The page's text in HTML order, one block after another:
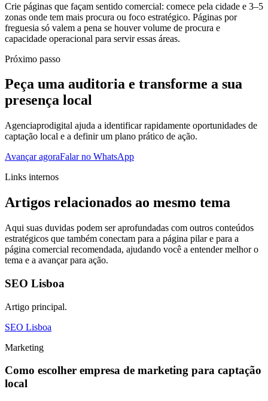
Crie páginas que façam sentido comercial: comece pela cidade e 3–5
zonas onde tem mais procura ou foco estratégico. Páginas por
freguesia só valem a pena se houver volume de procura e
capacidade operacional para servir essas áreas.
Próximo passo
Peça uma auditoria e transforme a sua
presença local
Agenciaprodigital ajuda a identificar rapidamente oportunidades de
captação local e a definir um plano prático de ação.
Avançar agoraFalar no WhatsApp
Links internos
Artigos relacionados ao mesmo tema
Aqui suas duvidas podem ser aprofundadas com outros conteúdos
estratégicos que também conectam para a página pilar e para a
página comercial recomendada, ajudando você a entender melhor o
tema e a avançar para ação.
SEO Lisboa
Artigo principal.
SEO Lisboa
Marketing
Como escolher empresa de marketing para captação
local